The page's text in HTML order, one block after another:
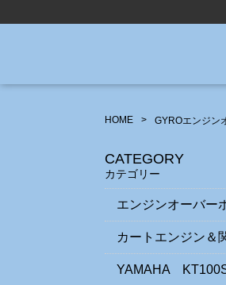
HOME GYROエンジン
CATEGORY
カテゴリー
エンジンオーバー
カートエンジン＆
YAMAHA